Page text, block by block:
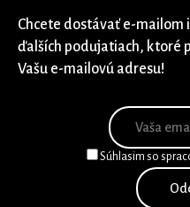
Chcete dostávať e-mailom
ďalších podujatiach, ktoré
Vašu e-mailovú adresu!
Súhlasim so